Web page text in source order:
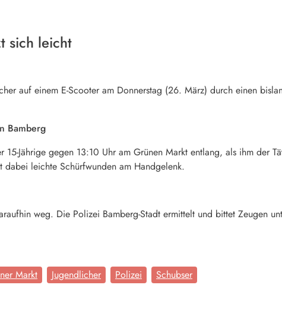
sich leicht
auf einem E-Scooter am Donnerstag (26. März) durch einen
Bamberg
Jährige gegen 13:10 Uhr am Grünen Markt entlang, als ihm der
leichte Schürfwunden am Handgelenk.
weg. Die Polizei Bamberg-Stadt ermittelt und bittet Zeugen
Markt Jugendlicher Polizei Schubser